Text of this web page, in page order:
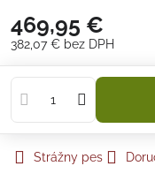
469,95 €
382,07 € bez DPH
Strážny pes